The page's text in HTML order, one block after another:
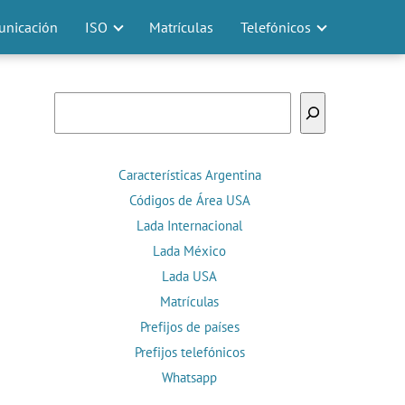
ISO Matrículas Telefónicos
Características Argentina
Códigos de Área USA
Lada Internacional
Lada México
Lada USA
Matrículas
Prefijos de países
Prefijos telefónicos
Whatsapp